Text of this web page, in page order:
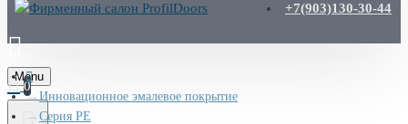
+7(903)130-30-44
Menu
0
Инновационное эмалевое покрытие
Серия PE